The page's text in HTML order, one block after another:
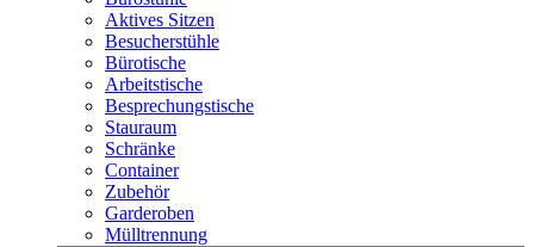
Aktives Sitzen
Besucherstühle
Bürotische
Arbeitstische
Besprechungstische
Stauraum
Schränke
Container
Zubehör
Garderoben
Mülltrennung